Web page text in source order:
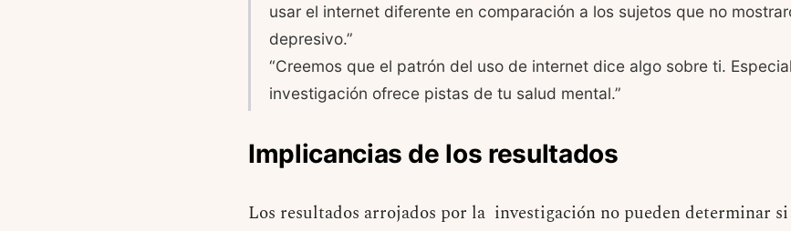
usar el internet diferente en comparación a los sujetos que no
depresivo.”
“Creemos que el patrón del uso de internet dice algo sobre ti.
investigación ofrece pistas de tu salud mental.”
Implicancias de los resultados
Los resultados arrojados por la investigación no pueden determinar si